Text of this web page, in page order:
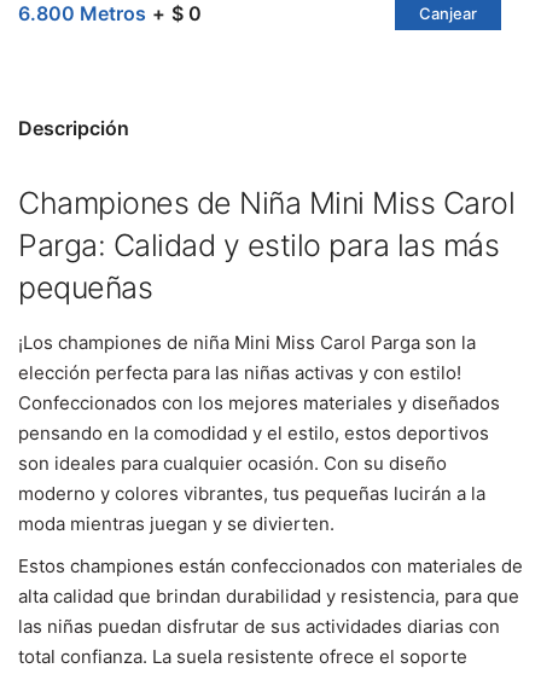
6.800 Metros $ 0 Canjear
Descripción
Championes de Niña Mini Miss Carol
Parga: Calidad y estilo para las más
pequeñas
¡Los championes de niña Mini Miss Carol Parga son la
elección perfecta para las niñas activas y con estilo!
Confeccionados con los mejores materiales y diseñados
pensando en la comodidad y el estilo, estos deportivos
son ideales para cualquier ocasión. Con su diseño
moderno y colores vibrantes, tus pequeñas lucirán a la
moda mientras juegan y se divierten.
Estos championes están confeccionados con materiales de
alta calidad que brindan durabilidad y resistencia, para que
las niñas puedan disfrutar de sus actividades diarias con
total confianza. La suela resistente ofrece el soporte